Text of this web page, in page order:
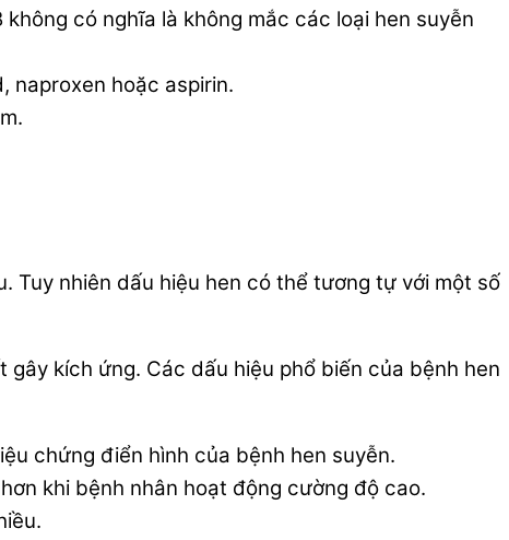
có nghĩa là không mắc các loại hen suyễn
naproxen hoặc aspirin.
Tuy nhiên dấu hiệu hen có thể tương tự với một số
kích ứng. Các dấu hiệu phổ biến của bệnh hen
chứng điển hình của bệnh hen suyễn.
khi bệnh nhân hoạt động cường độ cao.